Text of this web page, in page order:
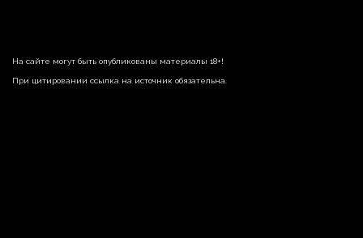
На сайте могут быть опубликованы материалы 18+!
При цитировании ссылка на источник обязательна.